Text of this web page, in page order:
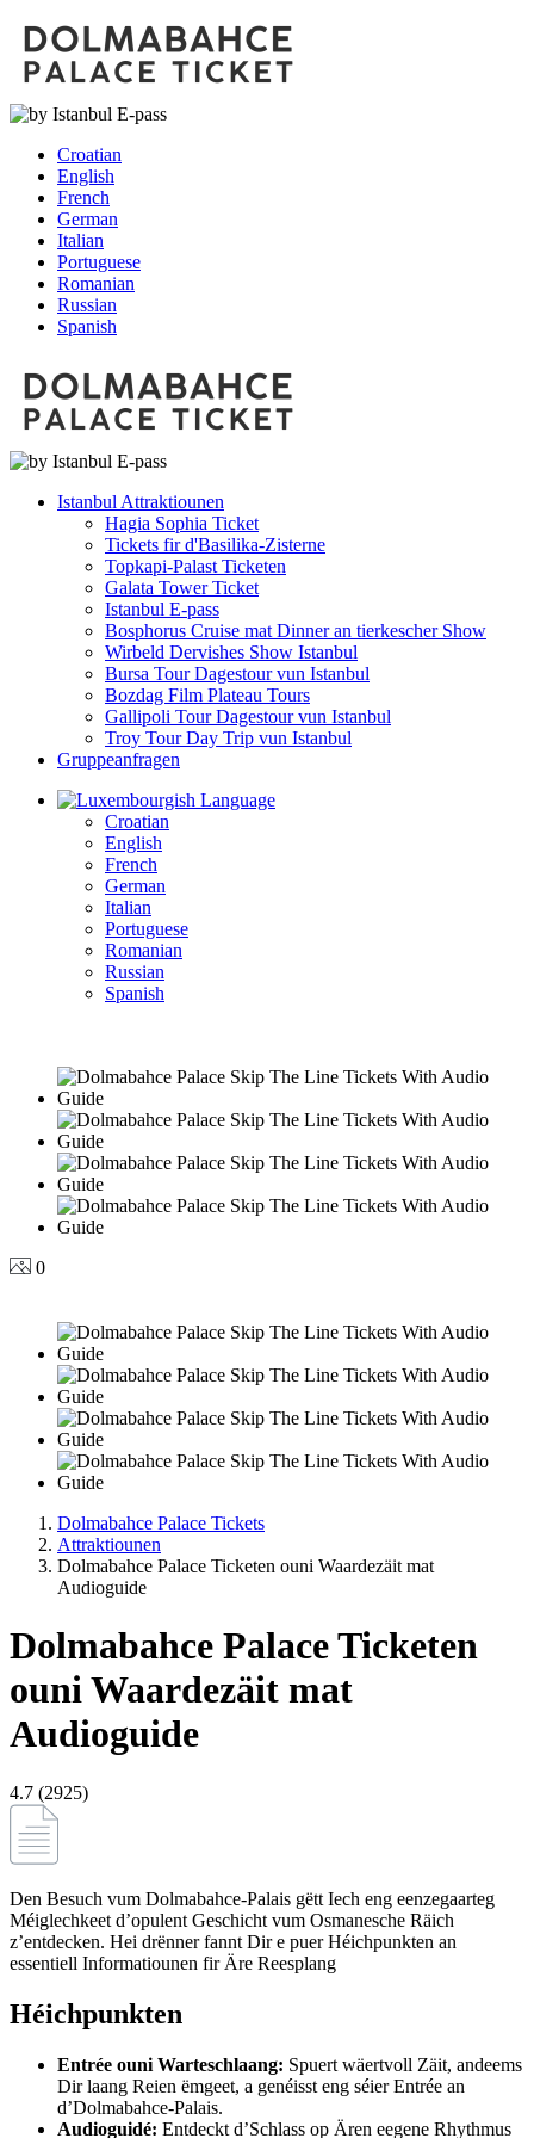
Croatian
English
French
German
Italian
Portuguese
Romanian
Russian
Spanish
Istanbul Attraktiounen
Hagia Sophia Ticket
Tickets fir d'Basilika-Zisterne
Topkapi-Palast Ticketen
Galata Tower Ticket
Istanbul E-pass
Bosphorus Cruise mat Dinner an tierkescher Show
Wirbeld Dervishes Show Istanbul
Bursa Tour Dagestour vun Istanbul
Bozdag Film Plateau Tours
Gallipoli Tour Dagestour vun Istanbul
Troy Tour Day Trip vun Istanbul
Gruppeanfragen
Language
Croatian
English
French
German
Italian
Portuguese
Romanian
Russian
Spanish
0
Dolmabahce Palace Tickets
Attraktiounen
Dolmabahce Palace Ticketen ouni Waardezäit mat
Audioguide
Dolmabahce Palace Ticketen
ouni Waardezäit mat
Audioguide
4.7 (2925)
Den Besuch vum Dolmabahce-Palais gëtt Iech eng eenzegaarteg
Méiglechkeet d’opulent Geschicht vum Osmanesche Räich
z’entdecken. Hei drënner fannt Dir e puer Héichpunkten an
essentiell Informatiounen fir Äre Reesplang
Héichpunkten
Entrée ouni Warteschlaang: Spuert wäertvoll Zäit, andeems
Dir laang Reien ëmgeet, a genéisst eng séier Entrée an
d’Dolmabahce-Palais.
Audioguidé: Entdeckt d’Schlass op Ären eegene Rhythmus